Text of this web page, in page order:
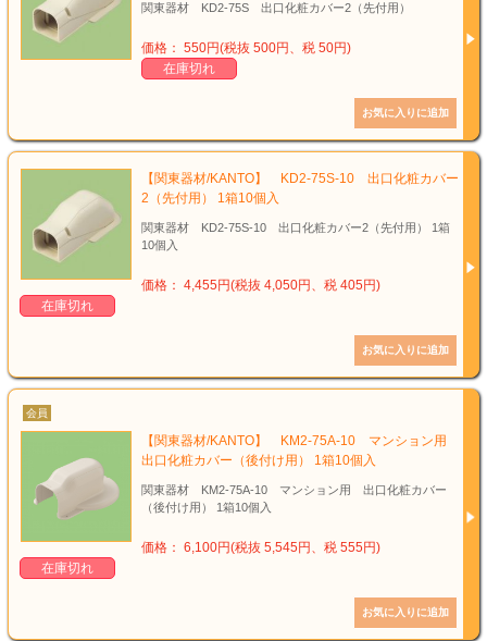
関東器材 KD2-75S 出口化粧カバー2（先付用）
価格： 550円(税抜 500円、税 50円)
在庫切れ
【関東器材/KANTO】 KD2-75S-10 出口化粧カバー
2（先付用） 1箱10個入
関東器材 KD2-75S-10 出口化粧カバー2（先付用） 1箱
10個入
価格： 4,455円(税抜 4,050円、税 405円)
在庫切れ
会員
【関東器材/KANTO】 KM2-75A-10 マンション用
出口化粧カバー（後付け用） 1箱10個入
関東器材 KM2-75A-10 マンション用 出口化粧カバー
（後付け用） 1箱10個入
価格： 6,100円(税抜 5,545円、税 555円)
在庫切れ